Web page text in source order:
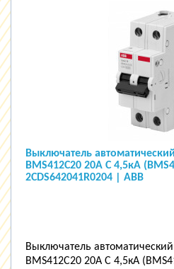
Выключатель
BMS412C20 20А C 4,5кА
2CDS642041R0204 | ABB
Выключатель
BMS412C20 20А C 4,5кА